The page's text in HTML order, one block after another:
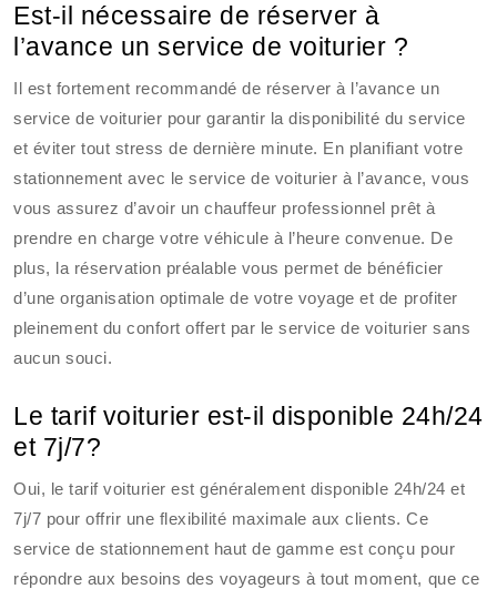
Est-il nécessaire de réserver à
l’avance un service de voiturier ?
Il est fortement recommandé de réserver à l’avance un
service de voiturier pour garantir la disponibilité du service
et éviter tout stress de dernière minute. En planifiant votre
stationnement avec le service de voiturier à l’avance, vous
vous assurez d’avoir un chauffeur professionnel prêt à
prendre en charge votre véhicule à l’heure convenue. De
plus, la réservation préalable vous permet de bénéficier
d’une organisation optimale de votre voyage et de profiter
pleinement du confort offert par le service de voiturier sans
aucun souci.
Le tarif voiturier est-il disponible 24h/24
et 7j/7?
Oui, le tarif voiturier est généralement disponible 24h/24 et
7j/7 pour offrir une flexibilité maximale aux clients. Ce
service de stationnement haut de gamme est conçu pour
répondre aux besoins des voyageurs à tout moment, que ce